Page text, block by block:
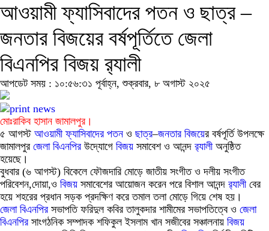
আওয়ামী ফ্যাসিবাদের পতন ও ছাত্র –
জনতার বিজয়ের বর্ষপূর্তিতে জেলা
বিএনপির বিজয় র‍্যালী
আপডেট সময় : ১০:৫৬:৩১ পূর্বাহ্ন, শুক্রবার, ৮ অগাস্ট ২০২৫
মোঃরাকিব হাসান জামালপুর।
৫ আগস্ট আওয়ামী ফ্যাসিবাদের পতন ও ছাত্র–জনতার বিজয়ের বর্ষপূর্তি উপলক্ষে
জামালপুর জেলা বিএনপিরউদ্যোগে বিজয় সমাবেশ ও আনন্দ র‍্যালীঅনুষ্ঠিত
হয়েছে।
বুধবার (৬ আগস্ট) বিকেলে ফৌজদারি মোড়ে জাতীয় সংগীত ও দলীয় সংগীত
পরিবেশন,দোয়া,ও বিজয় সমাবেশের আয়োজন করেন পরে বিশাল আনন্দ র‍্যালীবের
হয়ে শহরের প্রধান সড়ক প্রদক্ষিণ করে তমাল তলা মোড়ে গিয়ে শেষ হয়।
জেলা বিএনপিরসভাপতি ফরিদুল কবির তালুকদার শামীমের সভাপতিত্বে ও জেলা
বিএনপিরসাংগঠনিক সম্পাদক শফিকুল ইসলাম খান সজীবের সঞ্চালনায় বিজয়